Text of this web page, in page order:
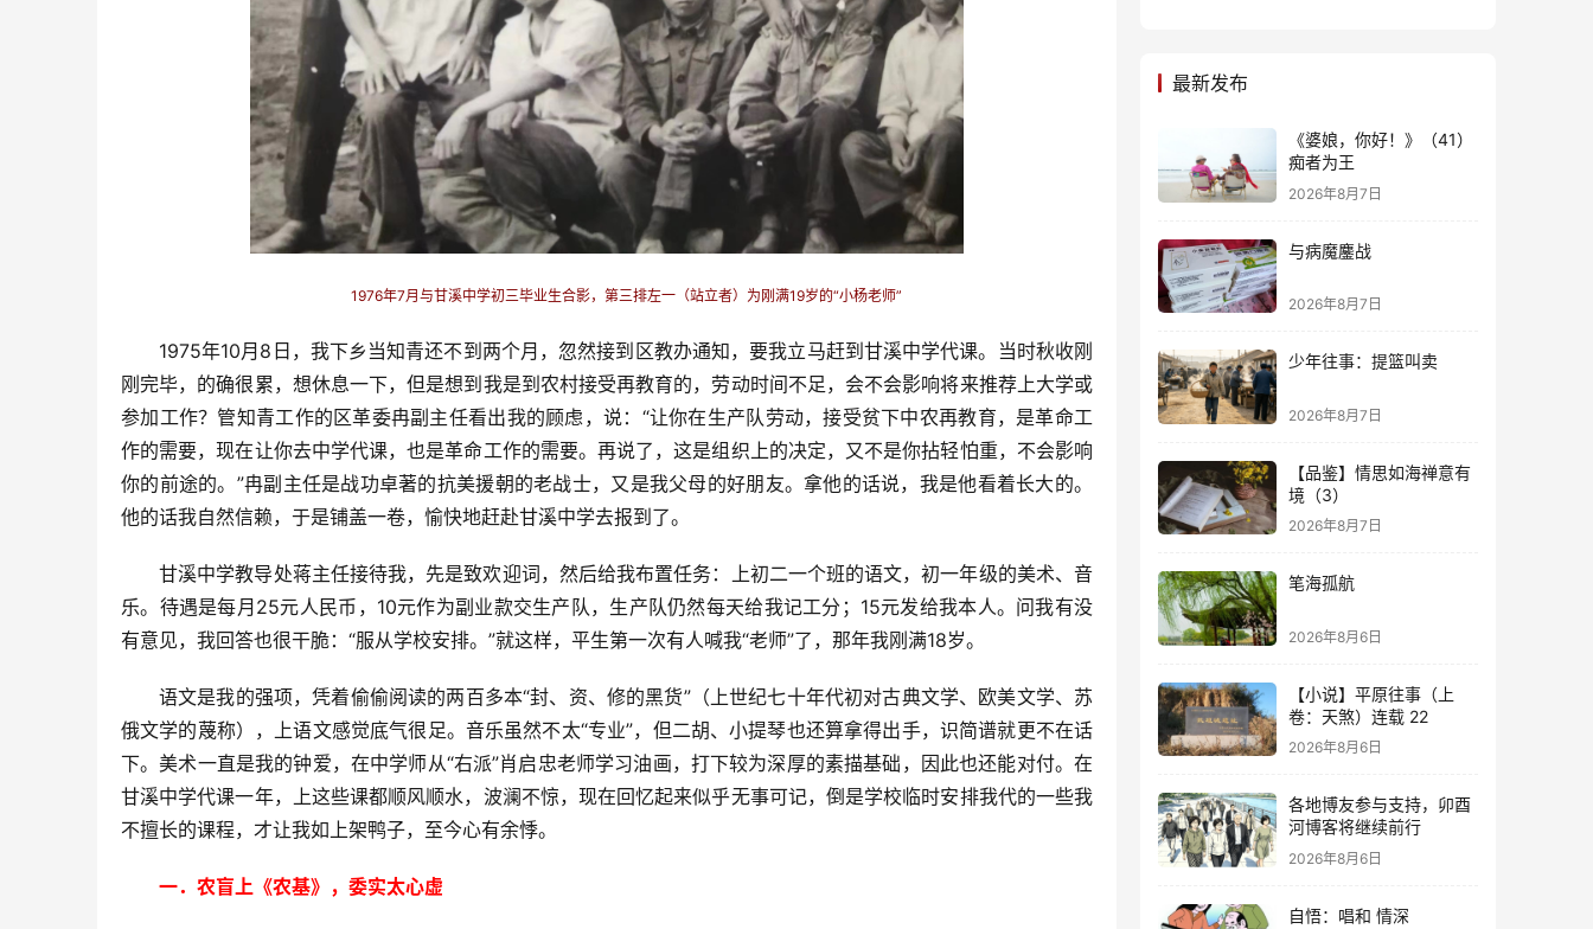
1976年7月与甘溪中学初三毕业生合影，第三排左一（站立者）为刚满19岁的“小杨老师”
1975年10月8日，我下乡当知青还不到两个月，忽然接到区教办通知，要我立马赶到甘溪中学代课。当时秋收刚
刚完毕，的确很累，想休息一下，但是想到我是到农村接受再教育的，劳动时间不足，会不会影响将来推荐上大学或
参加工作？管知青工作的区革委冉副主任看出我的顾虑，说：“让你在生产队劳动，接受贫下中农再教育，是革命工
作的需要，现在让你去中学代课，也是革命工作的需要。再说了，这是组织上的决定，又不是你拈轻怕重，不会影响
你的前途的。”冉副主任是战功卓著的抗美援朝的老战士，又是我父母的好朋友。拿他的话说，我是他看着长大的。
他的话我自然信赖，于是铺盖一卷，愉快地赶赴甘溪中学去报到了。
甘溪中学教导处蒋主任接待我，先是致欢迎词，然后给我布置任务：上初二一个班的语文，初一年级的美术、音
乐。待遇是每月25元人民币，10元作为副业款交生产队，生产队仍然每天给我记工分；15元发给我本人。问我有没
有意见，我回答也很干脆：“服从学校安排。”就这样，平生第一次有人喊我“老师”了，那年我刚满18岁。
语文是我的强项，凭着偷偷阅读的两百多本“封、资、修的黑货”（上世纪七十年代初对古典文学、欧美文学、苏
俄文学的蔑称），上语文感觉底气很足。音乐虽然不太“专业”，但二胡、小提琴也还算拿得出手，识简谱就更不在话
下。美术一直是我的钟爱，在中学师从“右派”肖启忠老师学习油画，打下较为深厚的素描基础，因此也还能对付。在
甘溪中学代课一年，上这些课都顺风顺水，波澜不惊，现在回忆起来似乎无事可记，倒是学校临时安排我代的一些我
不擅长的课程，才让我如上架鸭子，至今心有余悸。
一．农盲上《农基》，委实太心虚
最新发布
《婆娘，你好！》（41）
痴者为王
2026年8月7日
与病魔鏖战
2026年8月7日
少年往事：提篮叫卖
2026年8月7日
【品鉴】情思如海禅意有
境（3）
2026年8月7日
笔海孤航
2026年8月6日
【小说】平原往事（上
卷：天煞）连载 22
2026年8月6日
各地博友参与支持，卯酉
河博客将继续前行
2026年8月6日
自悟：唱和 情深